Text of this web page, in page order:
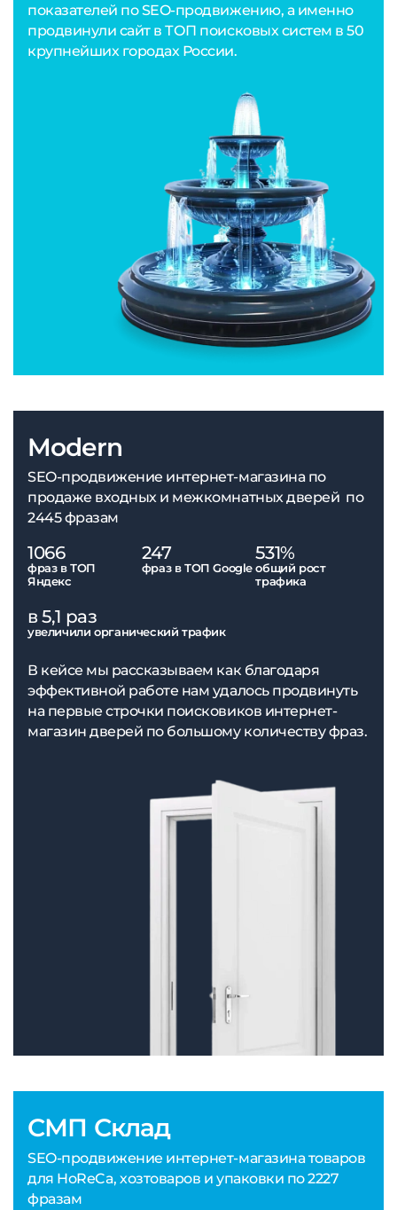
показателей по SEO-продвижению, а именно
продвинули сайт в ТОП поисковых систем в 50
крупнейших городах России.
СМП Склад
SEO-продвижение интернет-магазина товаров
для HoReCa, хозтоваров и упаковки по 2227
фразам
Modern
SEO-продвижение интернет-магазина по
продаже входных и межкомнатных дверей по
2445 фразам
1066
фраз в ТОП
Яндекс
247
фраз в ТОП Google
531%
общий рост
трафика
в 5,1 раз
увеличили органический трафик
В кейсе мы рассказываем как благодаря
эффективной работе нам удалось продвинуть
на первые строчки поисковиков интернет-
магазин дверей по большому количеству фраз.